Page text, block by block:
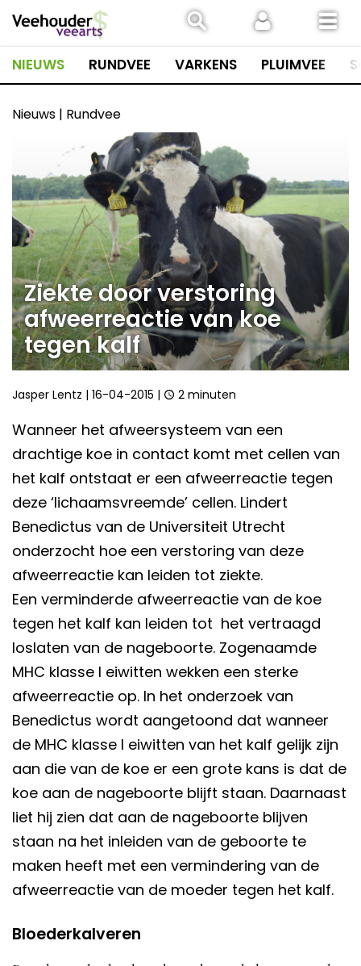
naar
inhoud
NIEUWS RUNDVEE VARKENS PLUIMVEE
Nieuws | Rundvee
Ziekte door verstoring
afweerreactie van koe
tegen kalf
Jasper Lentz | 16-04-2015 | 2 minuten
Wanneer het afweersysteem van een
drachtige koe in contact komt met cellen van
het kalf ontstaat er een afweerreactie tegen
deze ‘lichaamsvreemde’ cellen. Lindert
Benedictus van de Universiteit Utrecht
onderzocht hoe een verstoring van deze
afweerreactie kan leiden tot ziekte.
Een verminderde afweerreactie van de koe
tegen het kalf kan leiden tot het vertraagd
loslaten van de nageboorte. Zogenaamde
MHC klasse I eiwitten wekken een sterke
afweerreactie op. In het onderzoek van
Benedictus wordt aangetoond dat wanneer
de MHC klasse I eiwitten van het kalf gelijk zijn
aan die van de koe er een grote kans is dat de
koe aan de nageboorte blijft staan. Daarnaast
liet hij zien dat aan de nageboorte blijven
staan na het inleiden van de geboorte te
maken heeft met een vermindering van de
afweerreactie van de moeder tegen het kalf.
Bloederkalveren